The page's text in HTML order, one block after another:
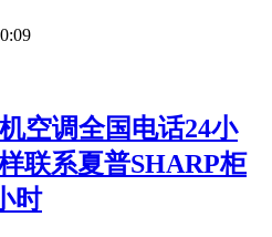
空调全国电话24小
联系夏普SHARP柜
时